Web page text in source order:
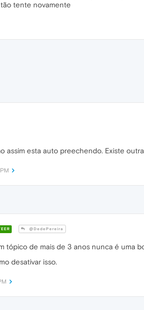
tente novamente
assim esta auto preechendo. Existe
@DedePereira
tópico de mais de 3 anos nunca é uma
desativar isso.